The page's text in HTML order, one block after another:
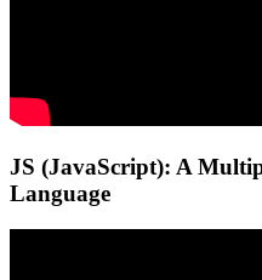
JS (JavaScript): A
Language